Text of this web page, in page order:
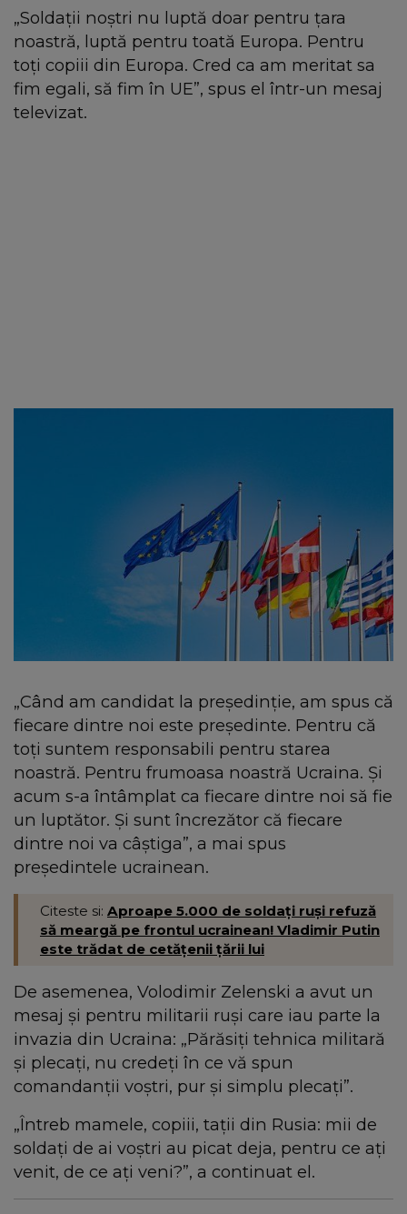
„Soldații noștri nu luptă doar pentru țara
noastră, luptă pentru toată Europa. Pentru
toți copiii din Europa. Cred ca am meritat sa
fim egali, să fim în UE”, spus el într-un mesaj
televizat.
„Când am candidat la președinție, am spus că
fiecare dintre noi este președinte. Pentru că
toți suntem responsabili pentru starea
noastră. Pentru frumoasa noastră Ucraina. Și
acum s-a întâmplat ca fiecare dintre noi să fie
un luptător. Și sunt încrezător că fiecare
dintre noi va câștiga”, a mai spus
președintele ucrainean.
Citeste si: Aproape 5.000 de soldați ruși refuză
să meargă pe frontul ucrainean! Vladimir Putin
este trădat de cetățenii țării lui
De asemenea, Volodimir Zelenski a avut un
mesaj și pentru militarii ruși care iau parte la
invazia din Ucraina: „Părăsiți tehnica militară
și plecați, nu credeți în ce vă spun
comandanții voștri, pur și simplu plecați”.
„Întreb mamele, copiii, tații din Rusia: mii de
soldați de ai voștri au picat deja, pentru ce ați
venit, de ce ați veni?”, a continuat el.